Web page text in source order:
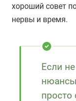
хороший совет
нервы и время.
Если
просто